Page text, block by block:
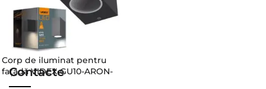
Corp de iluminat pentru
fațadă VIDEX-GU10-ARON-
Contacte